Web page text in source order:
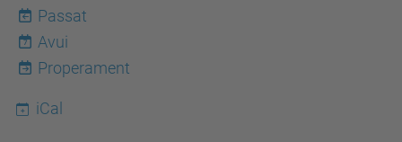
Passat
7
Avui
Properament
iCal